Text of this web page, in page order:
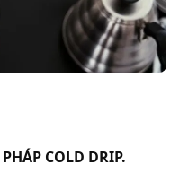
COLD DRIP.